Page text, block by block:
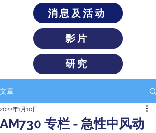
消息及活动
影片
研究
文章
AM730 专栏 - 急性中风动
2022年1月10日